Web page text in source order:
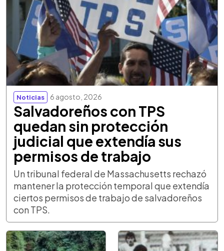
Noticias 6 agosto, 2026
Salvadoreños con TPS
quedan sin protección
judicial que extendía sus
permisos de trabajo
Un tribunal federal de Massachusetts rechazó
mantener la protección temporal que extendía
ciertos permisos de trabajo de salvadoreños
con TPS.